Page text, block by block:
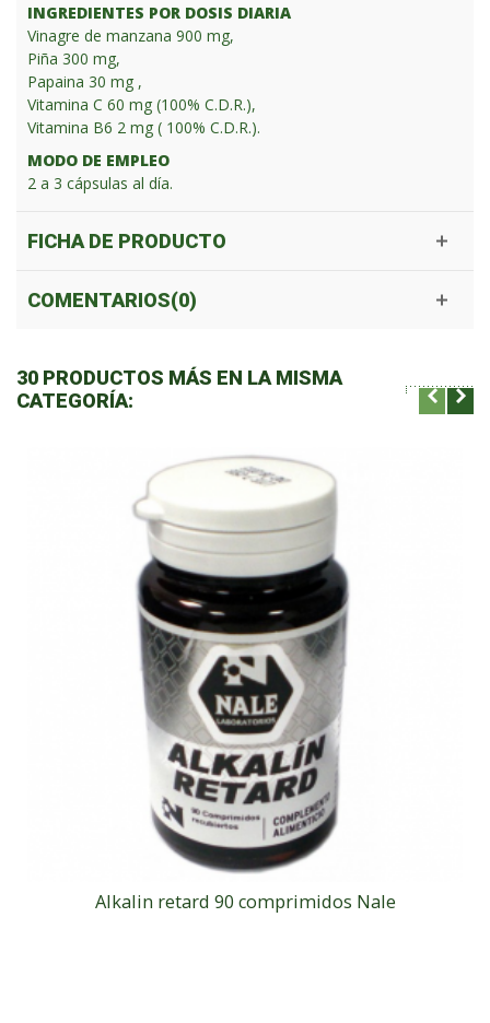
INGREDIENTES POR DOSIS DIARIA
Vinagre de manzana 900 mg,
Piña 300 mg,
Papaina 30 mg ,
Vitamina C 60 mg (100% C.D.R.),
Vitamina B6 2 mg ( 100% C.D.R.).
MODO DE EMPLEO
2 a 3 cápsulas al día.
FICHA DE PRODUCTO
COMENTARIOS(0)
30 PRODUCTOS MÁS EN LA MISMA
CATEGORÍA:
Alkalin retard 90 comprimidos Nale